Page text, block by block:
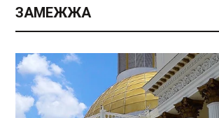
ЗАМЕЖЖА